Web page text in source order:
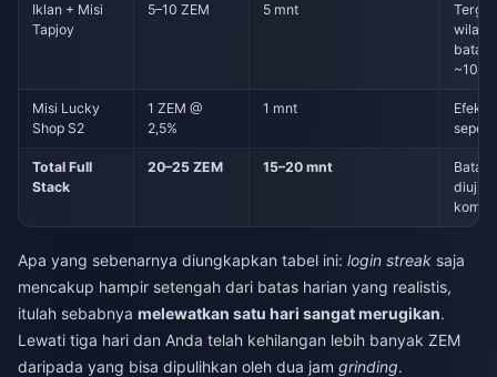
Iklan + Misi
Tapjoy
5–10 ZEM 5 mnt
batas
~10/
Misi Lucky
Shop S2
1 ZEM @
2,5%
1 mnt
Total Full
Stack
20–25 ZEM 15–20 mnt
Batas
diuji
Apa yang sebenarnya diungkapkan tabel ini: login streak saja
mencakup hampir setengah dari batas harian yang realistis,
itulah sebabnya melewatkan satu hari sangat merugikan.
Lewati tiga hari dan Anda telah kehilangan lebih banyak ZEM
daripada yang bisa dipulihkan oleh dua jam grinding.